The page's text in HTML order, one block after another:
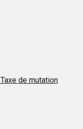
Taxe de mutation